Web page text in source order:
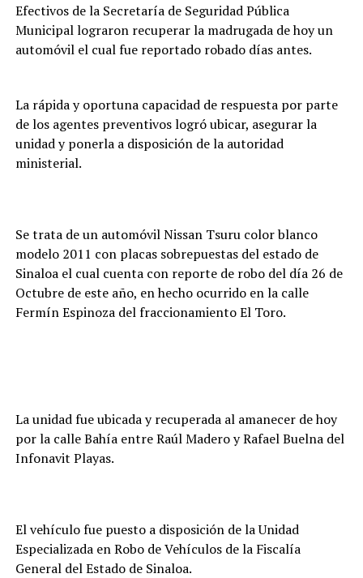
Efectivos de la Secretaría de Seguridad Pública
Municipal lograron recuperar la madrugada de hoy un
automóvil el cual fue reportado robado días antes.
La rápida y oportuna capacidad de respuesta por parte
de los agentes preventivos logró ubicar, asegurar la
unidad y ponerla a disposición de la autoridad
ministerial.
Se trata de un automóvil Nissan Tsuru color blanco
modelo 2011 con placas sobrepuestas del estado de
Sinaloa el cual cuenta con reporte de robo del día 26 de
Octubre de este año, en hecho ocurrido en la calle
Fermín Espinoza del fraccionamiento El Toro.
La unidad fue ubicada y recuperada al amanecer de hoy
por la calle Bahía entre Raúl Madero y Rafael Buelna del
Infonavit Playas.
El vehículo fue puesto a disposición de la Unidad
Especializada en Robo de Vehículos de la Fiscalía
General del Estado de Sinaloa.